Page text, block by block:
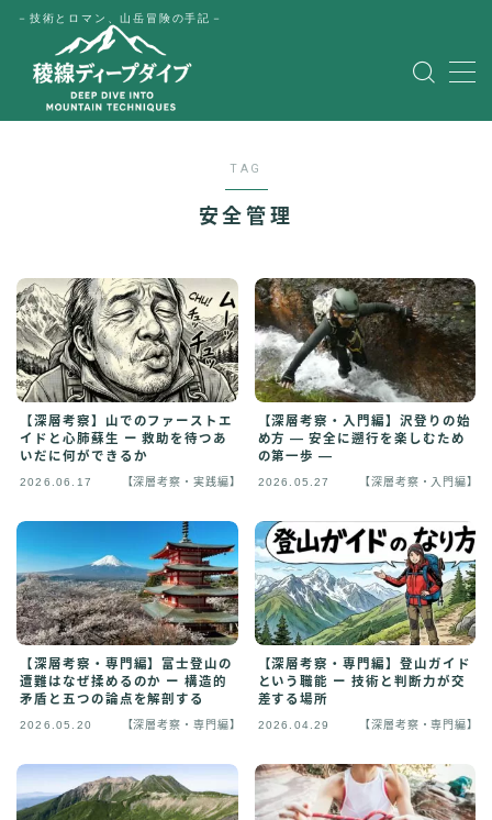
－技術とロマン、山岳冒険の手記－
MENU
Japanese
TAG
安全管理
【深層考察】山でのファーストエ
イドと心肺蘇生 ー 救助を待つあ
いだに何ができるか
2026.06.17 【深層考察・実践編】
【深層考察・入門編】沢登りの始
め方 ― 安全に遡行を楽しむため
の第一歩 ―
2026.05.27 【深層考察・入門編】
【深層考察・専門編】富士登山の
遭難はなぜ揉めるのか ー 構造的
矛盾と五つの論点を解剖する
2026.05.20 【深層考察・専門編】
【深層考察・専門編】登山ガイド
という職能 ー 技術と判断力が交
差する場所
2026.04.29 【深層考察・専門編】